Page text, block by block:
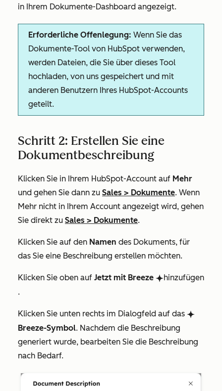
in Ihrem Dokumente-Dashboard angezeigt.
Erforderliche Offenlegung: Wenn Sie das
Dokumente-Tool von HubSpot verwenden,
werden Dateien, die Sie über dieses Tool
hochladen, von uns gespeichert und mit
anderen Benutzern Ihres HubSpot-Accounts
geteilt.
Schritt 2: Erstellen Sie eine
Dokumentbeschreibung
Klicken Sie in Ihrem HubSpot-Account auf Mehr
und gehen Sie dann zu Sales > Dokumente. Wenn
Mehr nicht in Ihrem Account angezeigt wird, gehen
Sie direkt zu Sales > Dokumente.
Klicken Sie auf den Namen des Dokuments, für
das Sie eine Beschreibung erstellen möchten.
Klicken Sie oben auf Jetzt mit Breeze breezeSingleStarhinzufügen
.
Klicken Sie unten rechts im Dialogfeld auf das breezeSingleStar
Breeze-Symbol. Nachdem die Beschreibung
generiert wurde, bearbeiten Sie die Beschreibung
nach Bedarf.